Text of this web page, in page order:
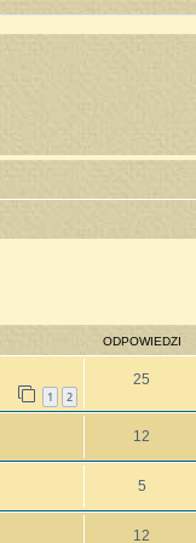
ODPOWIEDZI
1 2
25
12
5
12